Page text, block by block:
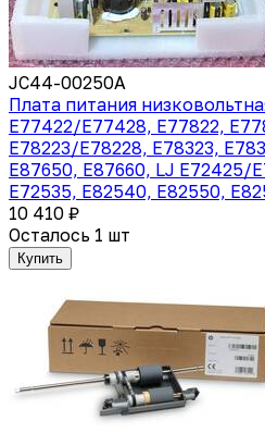
JC44-00250A
Плата питания
E77422/E77428, E77822,
E78223/E78228, E78323,
E87650, E87660, LJ E72425/
E72535, E82540, E82550,
10 410 ₽
Осталось 1 шт
Купить